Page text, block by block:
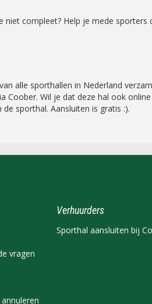
compleet? Help je mede
alle sporthallen in Nederland
Coober. Wil je dat deze hal ook
sporthal. Aansluiten is gratis :).
vragen
Verhuurders
Sporthal aansluiten bij